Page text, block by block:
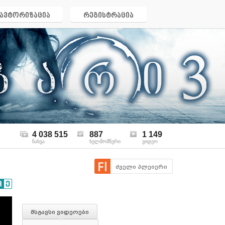
ავტორიზაცია რეგისტრაცია
4 038 515
ნახვა
887
ხელმომწერი
1 149
ვიდეო
ძველი პლეიერი
მსგავსი ვიდეოები